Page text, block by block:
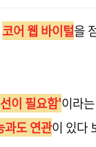
코어 웹 바이털을
이 필요함'이라
과도 연관이 있다